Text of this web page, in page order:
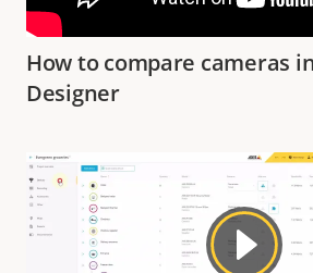
How to compare cameras
Designer